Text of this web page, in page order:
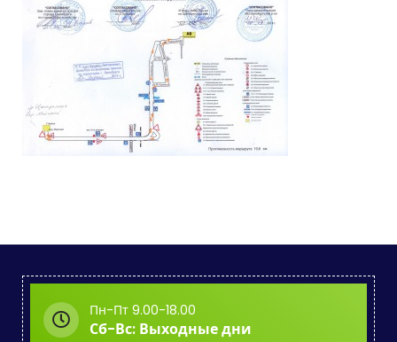
Пн-Пт 9.00-18.00
Сб-Вс: Выходные дни